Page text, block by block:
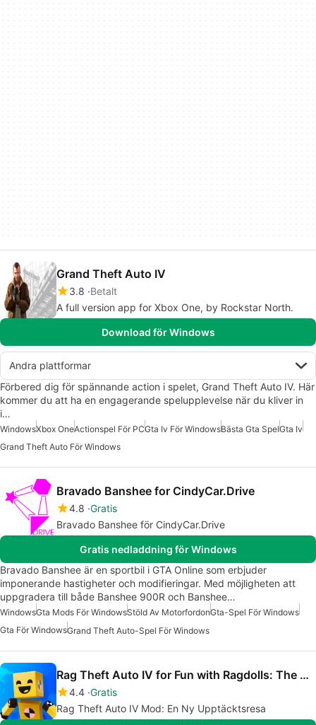
Grand Theft Auto IV
3.8 Betalt
A full version app for Xbox One, by Rockstar North.
Download för Windows
Andra plattformar
Förbered dig för spännande action i spelet, Grand Theft Auto IV. Här
kommer du att ha en engagerande spelupplevelse när du kliver in
i…
WindowsXbox OneActionspel För PCGta Iv För WindowsBästa Gta SpelGta Iv
Grand Theft Auto För Windows
Bravado Banshee for CindyCar.Drive
4.8 Gratis
Bravado Banshee för CindyCar.Drive
Gratis nedladdning för Windows
Bravado Banshee är en sportbil i GTA Online som erbjuder
imponerande hastigheter och modifieringar. Med möjligheten att
uppgradera till både Banshee 900R och Banshee…
WindowsGta Mods För WindowsStöld Av MotorfordonGta-Spel För Windows
Gta För WindowsGrand Theft Auto-Spel För Windows
Rag Theft Auto IV for Fun with Ragdolls: The Game
4.4 Gratis
Rag Theft Auto IV Mod: En Ny Upptäcktsresa